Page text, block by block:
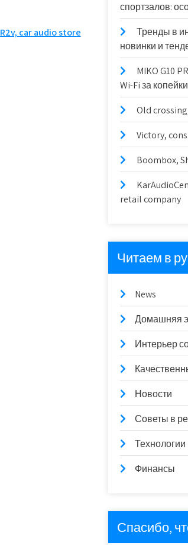
R2v, car audio store
спортзалов:
Тренды в
новинки и
MIKO G10
Wi-Fi за
Old
Victory,
Boombox,
retail company
Читаем в
News
Домашняя
Интерьер
Новости
Советы в
Технологии
Финансы
Спасибо,